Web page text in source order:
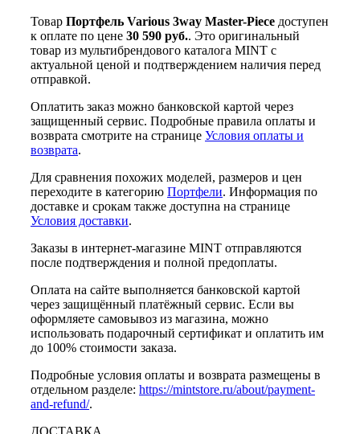
Товар Портфель Various 3way Master-Piece доступен
к оплате по цене 30 590 руб.. Это оригинальный
товар из мультибрендового каталога MINT с
актуальной ценой и подтверждением наличия перед
отправкой.
Оплатить заказ можно банковской картой через
защищенный сервис. Подробные правила оплаты и
возврата смотрите на странице Условия оплаты и
возврата.
Для сравнения похожих моделей, размеров и цен
переходите в категорию Портфели. Информация по
доставке и срокам также доступна на странице
Условия доставки.
Заказы в интернет-магазине MINT отправляются
после подтверждения и полной предоплаты.
Оплата на сайте выполняется банковской картой
через защищённый платёжный сервис. Если вы
оформляете самовывоз из магазина, можно
использовать подарочный сертификат и оплатить им
до 100% стоимости заказа.
Подробные условия оплаты и возврата размещены в
отдельном разделе: https://mintstore.ru/about/payment-
and-refund/.